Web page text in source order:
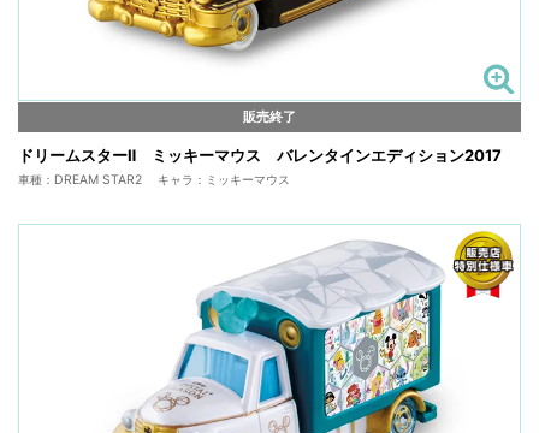
販売終了
ドリームスターⅡ ミッキーマウス バレンタインエディション2017
車種：DREAM STAR2 キャラ：ミッキーマウス